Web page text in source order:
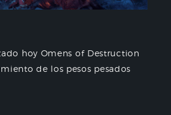
hoy Omens of Destruction
de los pesos pesados